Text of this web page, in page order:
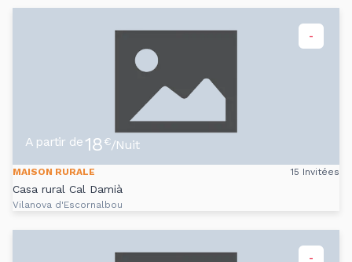
-
A partir de 18€/Nuit
MAISON RURALE 15 Invitées
Casa rural Cal Damià
Vilanova d'Escornalbou
-